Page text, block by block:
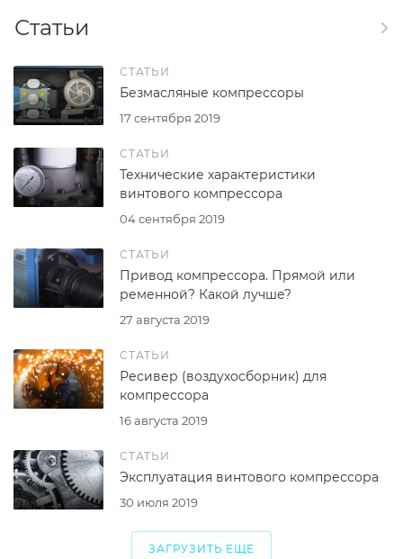
Статьи
СТАТЬИ
17 сентября 2019
Безмасляные компрессоры
СТАТЬИ
04 сентября 2019
Технические характеристики
винтового компрессора
СТАТЬИ
27 августа 2019
Привод компрессора. Прямой или
ременной? Какой лучше?
СТАТЬИ
16 августа 2019
Ресивер (воздухосборник) для
компрессора
СТАТЬИ
30 июля 2019
Эксплуатация винтового компрессора
ЗАГРУЗИТЬ ЕЩЕ